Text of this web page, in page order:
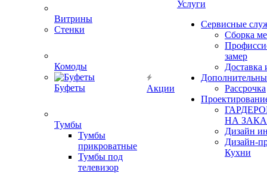
Витрины
Стенки
Комоды
Буфеты
Тумбы
Тумбы
прикроватные
Тумбы под
телевизор
Акции
Услуги
Сервисные
Сборка
замер
Доставка
Рассрочка
НА
Дизайн
Дизайн-
Кухни